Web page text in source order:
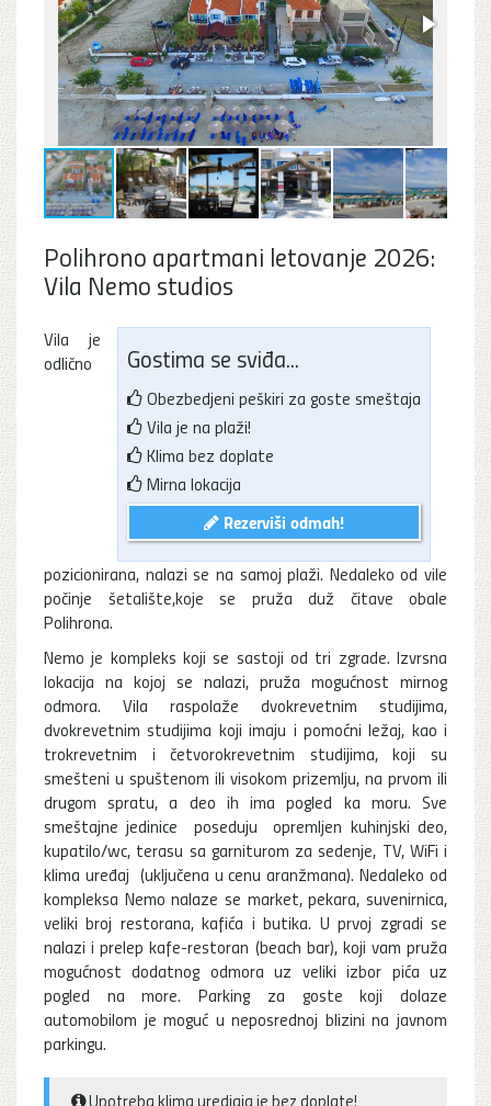
Polihrono apartmani letovanje 2026:
Vila Nemo studios
Gostima se sviđa...
Obezbedjeni peškiri za goste smeštaja
Vila je na plaži!
Klima bez doplate
Mirna lokacija
Rezerviši odmah!
Vila je
odlično
pozicionirana, nalazi se na samoj plaži. Nedaleko od vile
počinje šetalište,koje se pruža duž čitave obale
Polihrona.
Nemo je kompleks koji se sastoji od tri zgrade. Izvrsna
lokacija na kojoj se nalazi, pruža mogućnost mirnog
odmora. Vila raspolaže dvokrevetnim studijima,
dvokrevetnim studijima koji imaju i pomoćni ležaj, kao i
trokrevetnim i četvorokrevetnim studijima, koji su
smešteni u spuštenom ili visokom prizemlju, na prvom ili
drugom spratu, a deo ih ima pogled ka moru. Sve
smeštajne jedinice poseduju opremljen kuhinjski deo,
kupatilo/wc, terasu sa garniturom za sedenje, TV, WiFi i
klima uređaj (uključena u cenu aranžmana). Nedaleko od
kompleksa Nemo nalaze se market, pekara, suvenirnica,
veliki broj restorana, kafića i butika. U prvoj zgradi se
nalazi i prelep kafe-restoran (beach bar), koji vam pruža
mogućnost dodatnog odmora uz veliki izbor pića uz
pogled na more. Parking za goste koji dolaze
automobilom je moguć u neposrednoj blizini na javnom
parkingu.
Upotreba klima uredjaja je bez doplate!